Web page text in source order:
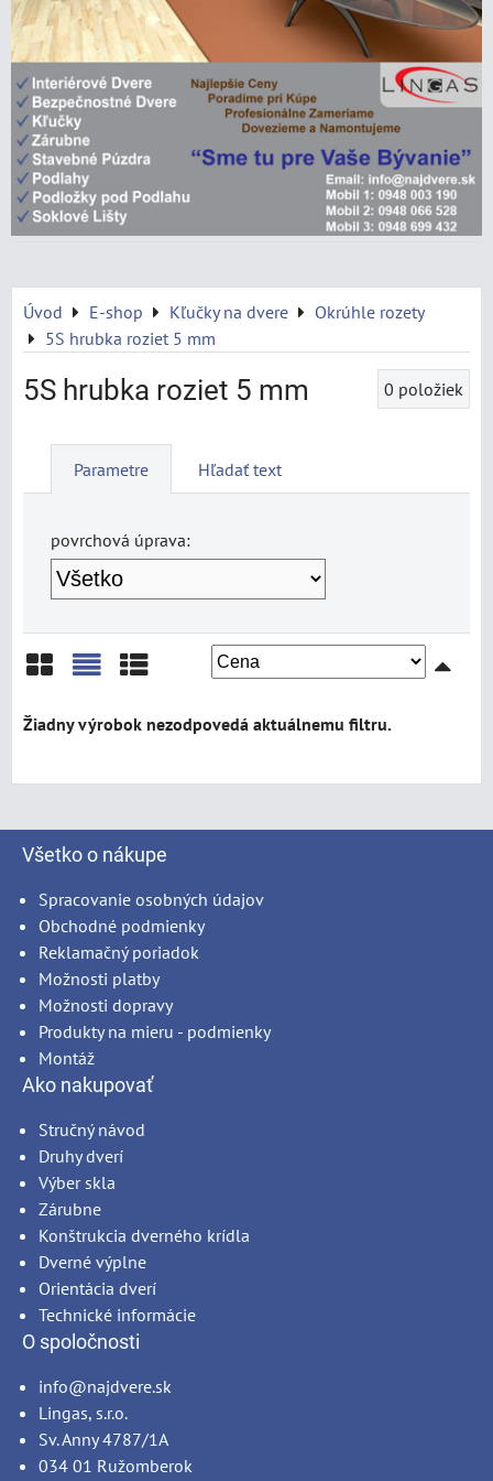
Úvod E-shop Kľučky na dvere
Okrúhle rozety
5S hrubka roziet 5 mm
5S hrubka roziet 5 mm 0 položiek
Parametre Hľadať text
povrchová úprava:
Mriežka
Všetko o nákupe
Spracovanie osobných údajov
Obchodné podmienky
Reklamačný poriadok
Možnosti platby
Možnosti dopravy
Produkty na mieru - podmienky
Montáž
Ako nakupovať
Stručný návod
Druhy dverí
Výber skla
Zárubne
Konštrukcia dverného krídla
Dverné výplne
Orientácia dverí
Technické informácie
O spoločnosti
info@najdvere.sk
Lingas, s.r.o.
Sv. Anny 4787/1A
034 01 Ružomberok